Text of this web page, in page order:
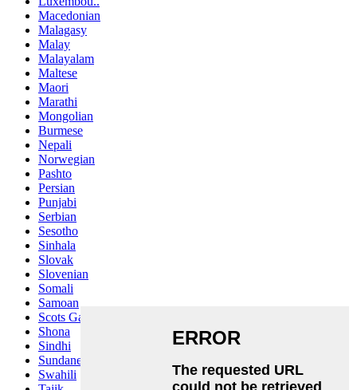
Macedonian
Malagasy
Malay
Malayalam
Maltese
Maori
Marathi
Mongolian
Burmese
Nepali
Norwegian
Pashto
Persian
Punjabi
Serbian
Sesotho
Sinhala
Slovak
Slovenian
Somali
Samoan
Scots Gaelic
Shona
Sindhi
Sundanese
Swahili